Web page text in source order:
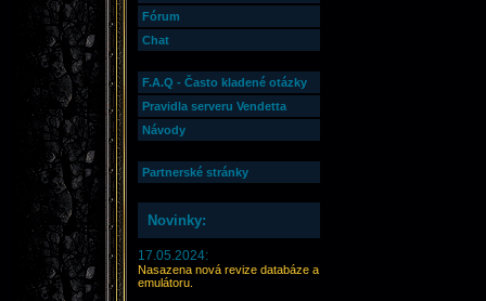
Fórum
Chat
F.A.Q - Často kladené otázky
Pravidla serveru Vendetta
Návody
Partnerské stránky
Novinky:
17.05.2024:
Nasazena nová revize databáze a
emulátoru.